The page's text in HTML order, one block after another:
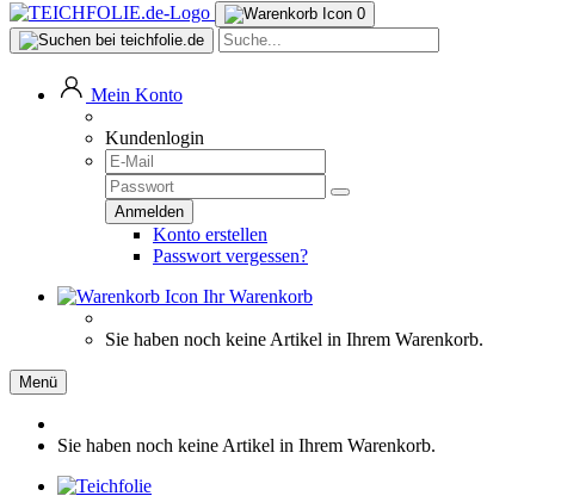
0
Mein Konto
Kundenlogin
Konto erstellen
Passwort vergessen?
Ihr Warenkorb
Sie haben noch keine Artikel in Ihrem Warenkorb.
Menü
Sie haben noch keine Artikel in Ihrem Warenkorb.